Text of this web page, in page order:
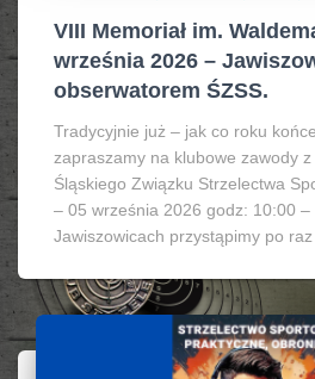
VIII Memoriał im.
września 2026 –
obserwatorem ŚZSS.
Tradycyjnie już – jak co roku
zapraszamy na klubowe zawody
Śląskiego Związku Strzelectwa
– 05 września 2026 godz: 10:00
Jawiszowicach przystąpimy po raz